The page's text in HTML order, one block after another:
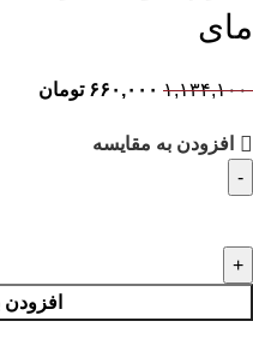
مای
۱,۱۳۴,۱۰۰ ۶۶۰,۰۰۰ تومان
افزودن به مقایسه